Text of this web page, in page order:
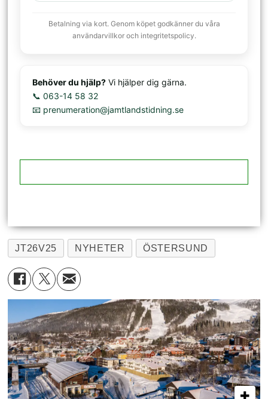
Betalning via kort. Genom köpet godkänner du våra
användarvillkor och integritetspolicy.
Behöver du hjälp? Vi hjälper dig gärna.
📞 063-14 58 32
📧 prenumeration@jamtlandstidning.se
JT26V25 NYHETER ÖSTERSUND